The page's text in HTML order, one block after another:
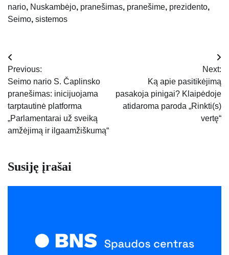
nario, Nuskambėjo, pranešimas, pranešime, prezidento,
Seimo, sistemos
Navigacija
tarp
įrašų
Previous:
Seimo nario S. Čaplinsko
pranešimas: inicijuojama
tarptautinė platforma
„Parlamentarai už sveiką
amžėjimą ir ilgaamžiškumą“
Next:
Ką apie pasitikėjimą
pasakoja pinigai? Klaipėdoje
atidaroma paroda „Rinkti(s)
vertę“
Susiję įrašai